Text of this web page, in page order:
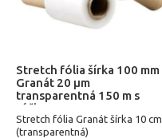
Stretch fólia šírka 100 mm
Granát 20 µm
transparentná 150 m s
rúčkou
Stretch fólia Granát šírka 10 cm
(transparentná)